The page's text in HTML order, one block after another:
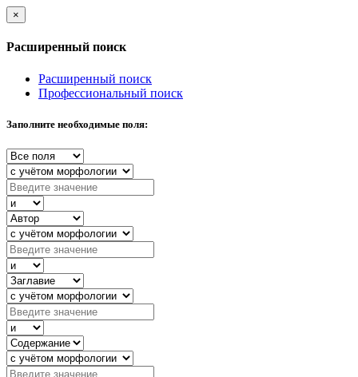
×
Расширенный поиск
Расширенный поиск
Профессиональный поиск
Заполните необходимые поля: